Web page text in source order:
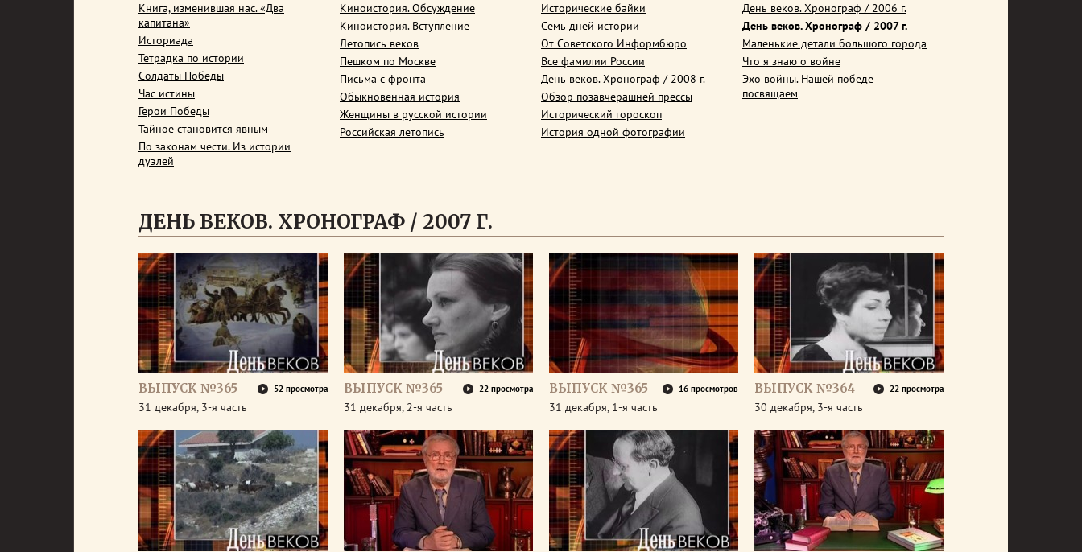
Книга, изменившая нас. «Два
капитана»
Историада
Тетрадка по истории
Солдаты Победы
Час истины
Герои Победы
Тайное становится явным
По законам чести. Из истории
дуэлей
Киноистория. Обсуждение
Киноистория. Вступление
Летопись веков
Пешком по Москве
Письма с фронта
Обыкновенная история
Женщины в русской истории
Российская летопись
Исторические байки
Семь дней истории
От Советского Информбюро
Все фамилии России
День веков. Хронограф / 2008 г.
Обзор позавчерашней прессы
Исторический гороскоп
История одной фотографии
День веков. Хронограф / 2006 г.
День веков. Хронограф / 2007 г.
Маленькие детали большого города
Что я знаю о войне
Эхо войны. Нашей победе
посвящаем
ДЕНЬ ВЕКОВ. ХРОНОГРАФ / 2007 Г.
ВЫПУСК №365 52 просмотра
31 декабря, 3-я часть
ВЫПУСК №365 22 просмотра
31 декабря, 2-я часть
ВЫПУСК №365 16 просмотров
31 декабря, 1-я часть
ВЫПУСК №364 22 просмотра
30 декабря, 3-я часть